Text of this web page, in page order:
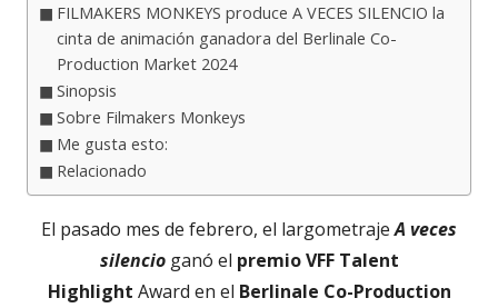
FILMAKERS MONKEYS produce A VECES SILENCIO la
cinta de animación ganadora del Berlinale Co-
Production Market 2024
Sinopsis
Sobre Filmakers Monkeys
Me gusta esto:
Relacionado
El pasado mes de febrero, el largometrajeA veces
silencio ganó el premio VFF Talent
Highlight Award en el Berlinale Co-Production